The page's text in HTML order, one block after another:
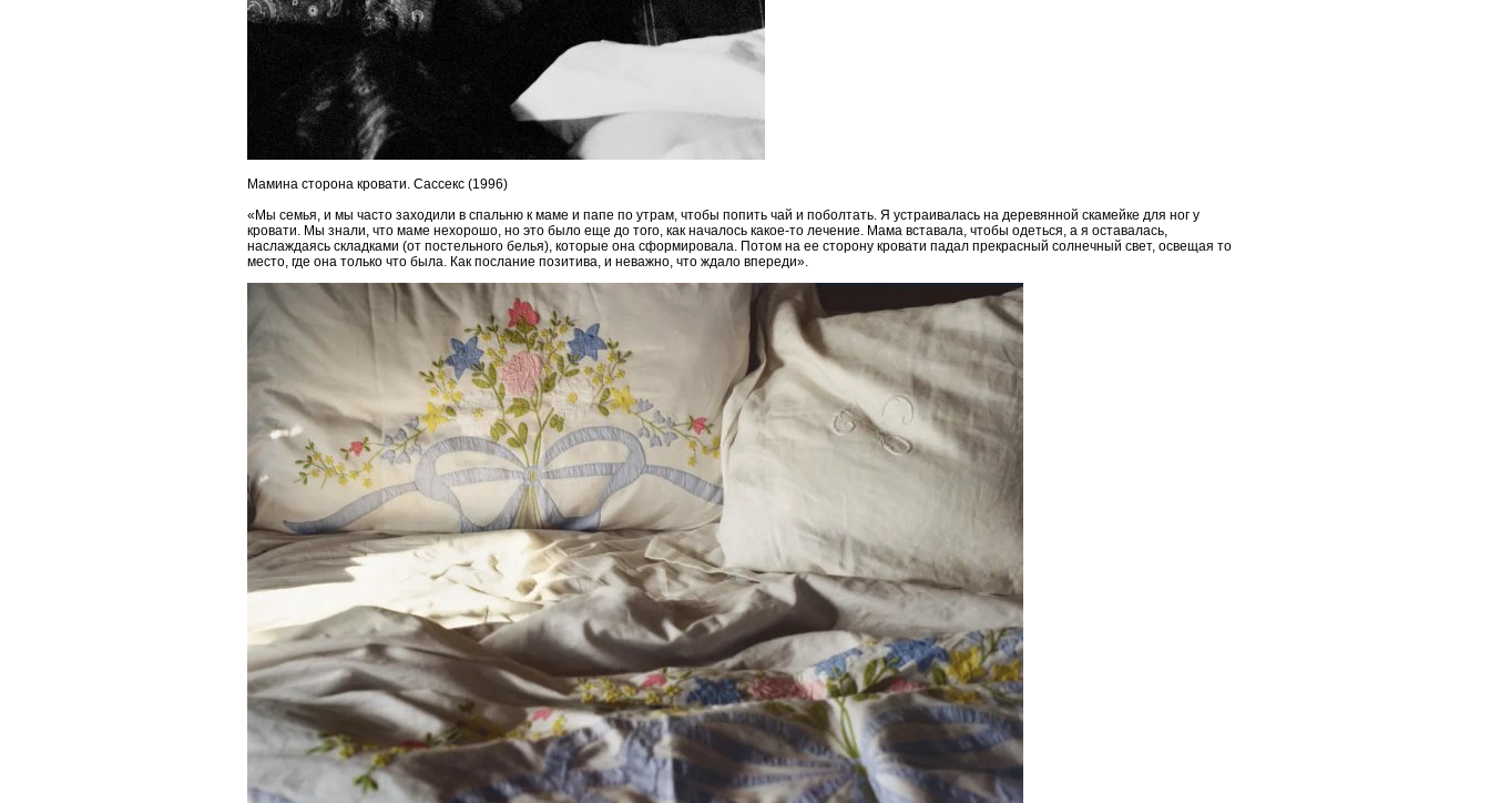
Мамина сторона кровати. Сассекс (1996)
«Мы семья, и мы часто заходили в спальню к маме и папе по утрам, чтобы попить чай и поболтать. Я устраивалась на деревянной скамейке для ног у
кровати. Мы знали, что маме нехорошо, но это было еще до того, как началось какое-то лечение. Мама вставала, чтобы одеться, а я оставалась,
наслаждаясь складками (от постельного белья), которые она сформировала. Потом на ее сторону кровати падал прекрасный солнечный свет, освещая то
место, где она только что была. Как послание позитива, и неважно, что ждало впереди».